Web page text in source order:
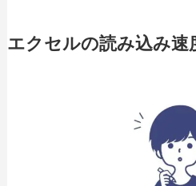
エクセルの読み込み速